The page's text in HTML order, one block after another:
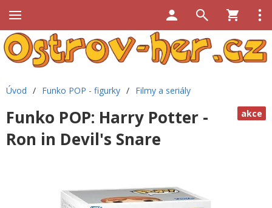
Úvod / Funko POP - figurky / Filmy a seriály
akce
Funko POP: Harry Potter -
Ron in Devil's Snare